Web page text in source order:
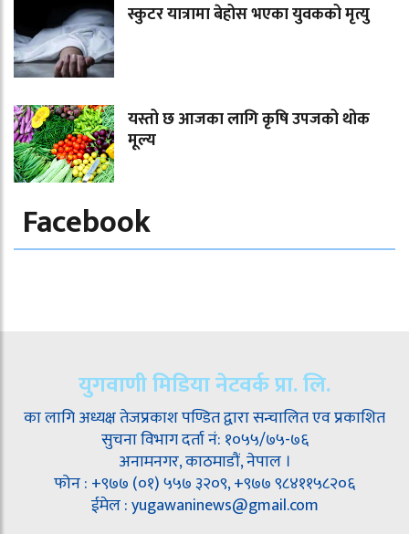
स्कुटर यात्रामा बेहोस भएका युवकको मृत्यु
यस्तो छ आजका लागि कृषि उपजको थोक
मूल्य
Facebook
युगवाणी मिडिया नेटवर्क प्रा. लि.
का लागि अध्यक्ष तेजप्रकाश पण्डित द्वारा सन्चालित एव प्रकाशित
सुचना विभाग दर्ता नं: १०५५/७५-७६
अनामनगर, काठमाडौं, नेपाल ।
फोन : +९७७ (०१) ५५७ ३२०९, +९७७ ९८४११५८२०६
ईमेल : yugawaninews@gmail.com